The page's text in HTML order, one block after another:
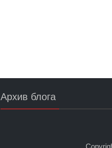
Архив блога